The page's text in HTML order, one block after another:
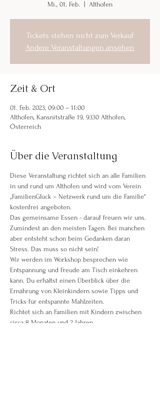
Mi., 01. Feb. Althofen
Tickets stehen nicht zum Verkauf
Andere Veranstaltungen ansehen
Zeit & Ort
01. Feb. 2023, 09:00 – 11:00
Althofen, Kansnitstraße 19, 9330 Althofen,
Österreich
Über die Veranstaltung
Diese Veranstaltung richtet sich an alle Familien
in und rund um Althofen und wird vom Verein
„FamilienGlück – Netzwerk rund um die Familie“
kostenfrei angeboten.
Das gemeinsame Essen - darauf freuen wir uns.
Zumindest an den meisten Tagen. Bei manchen
aber entsteht schon beim Gedanken daran
Stress. Das muss so nicht sein!
Wir werden im Workshop besprechen wie
Entspannung und Freude am Tisch einkehren
kann. Du erhältst einen Überblick über die
Ernährung von Kleinkindern sowie Tipps und
Tricks für entspannte Mahlzeiten.
Richtet sich an Familien mit Kindern zwischen
circa 8 Monaten und 2 Jahren.